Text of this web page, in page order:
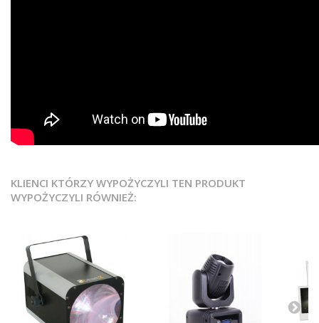
KLIENCI KTÓRZY WYPOŻYCZYLI TEN PRODUKT
WYPOŻYCZYLI RÓWNIEŻ: